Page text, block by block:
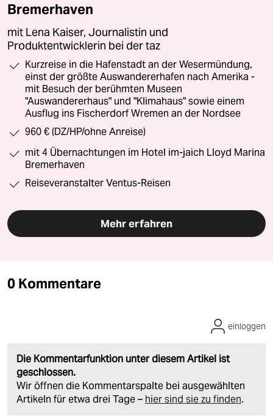
Bremerhaven
mit Lena Kaiser, Journalistin und
Produktentwicklerin bei der taz
Kurzreise in die Hafenstadt an der Wesermündung,
einst der größte Auswandererhafen nach Amerika -
mit Besuch der berühmten Museen
"Auswandererhaus" und "Klimahaus" sowie einem
Ausflug ins Fischerdorf Wremen an der Nordsee
960 € (DZ/HP/ohne Anreise)
mit 4 Übernachtungen im Hotel im-jaich Lloyd Marina
Bremerhaven
Reiseveranstalter Ventus-Reisen
Mehr erfahren
0 Kommentare
Die Kommentarfunktion unter diesem Artikel ist
geschlossen.
Wir öffnen die Kommentarspalte bei ausgewählten
Artikeln für etwa drei Tage – hier sind sie zu finden.
einloggen